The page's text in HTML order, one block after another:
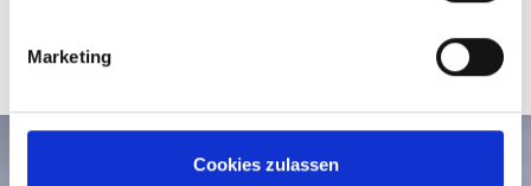
Marketing
Cookies zulassen